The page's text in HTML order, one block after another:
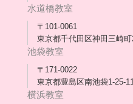
理事長・会長あいさつ
保護者会
採用情報
水道橋教室
〒101-0061
東京都千代田区神田三崎
池袋教室
〒171-0022
東京都豊島区南池袋1-25-11
横浜教室